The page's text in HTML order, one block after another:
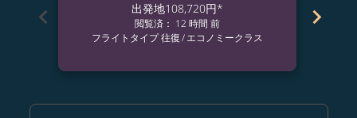
chevron_left
出発地108,720円*
閲覧済： 12 時間 前
フライトタイプ 往復/ エコノミークラス
chevron_right